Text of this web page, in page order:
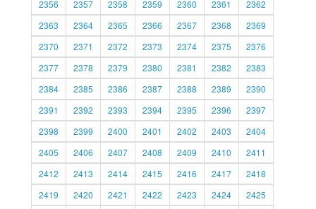
2356
2357 2358 2359 2360 2361
2362
2363
2364 2365 2366 2367 2368
2369
2370
2371 2372 2373 2374 2375
2376
2377
2378 2379 2380 2381 2382
2383
2384
2385 2386 2387 2388 2389
2390
2391
2392 2393 2394 2395 2396
2397
2398
2399 2400 2401 2402 2403
2404
2405
2406 2407 2408 2409 2410
2411
2412
2413 2414 2415 2416 2417
2418
2419
2420 2421 2422 2423 2424
2425